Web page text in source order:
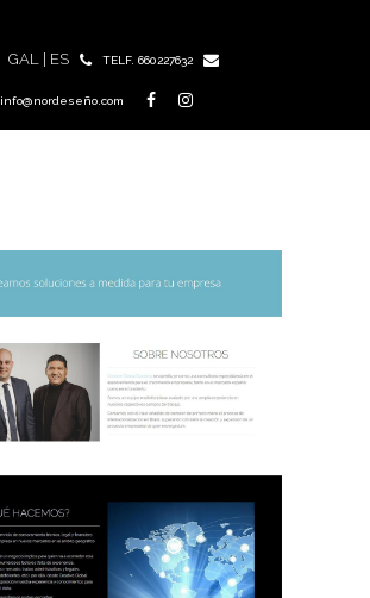
GAL| ES TELF. 660227632
info@nordeseño.com